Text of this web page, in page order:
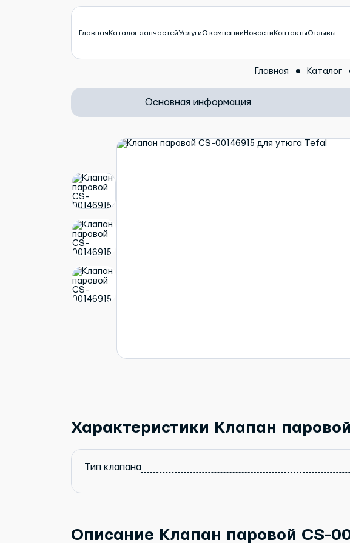
ГлавнаяКаталог запчастейУслугиО компанииНовостиКонтактыОтзывы
Главная Каталог
Основная информация
Характеристики Клапан
Тип клапана
Описание Клапан паровой CS-